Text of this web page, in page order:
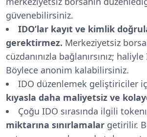
güvenebilirsiniz.
IDO’lar kayıt ve kimlik
gerektirmez. Merkeziyetsiz
cüzdanınızla bağlanırsınız;
Böylece anonim kalabilirsiniz.
IDO düzenlemek geliştiriciler
kıyasla daha maliyetsiz ve
Çoğu IDO sırasında ilgili
miktarına sınırlamalar getirilir.